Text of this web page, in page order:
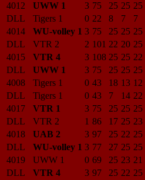
4012
UWW 1 3 75 25 25 25
DLL
Tigers 1 0 22 8 7
7
4014
WU-volley 1 3 75 25 25 25
DLL
VTR 2 2 101 22 20 25
4015
VTR 4 3 108 25 25 22
DLL
UWW 1 3 75 25 25 25
4008
Tigers 1 0 43 18 13 12
DLL
Tigers 1 0 43 7 14 22
4017
VTR 1 3 75 25 25 25
DLL
VTR 2 1 86 17 25 23
4018
UAB 2 3 97 25 22 25
DLL
WU-volley 1 3 77 27 25 25
4019
UWW 1 0 69 25 23 21
DLL
VTR 4 3 97 25 22 25